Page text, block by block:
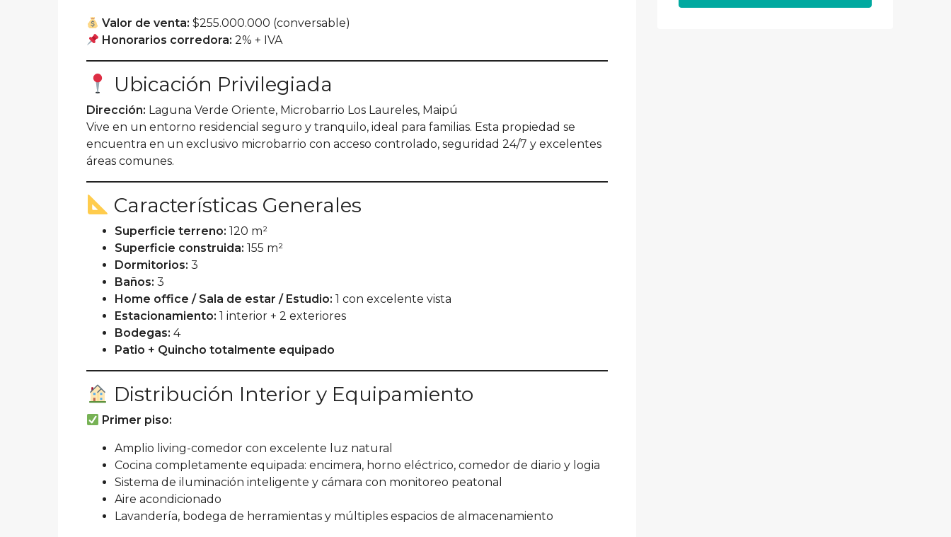
Valor de venta: $255.000.000 (conversable)
Honorarios corredora: 2% + IVA
Ubicación Privilegiada
Dirección: Laguna Verde Oriente, Microbarrio Los Laureles, Maipú
Vive en un entorno residencial seguro y tranquilo, ideal para familias. Esta propiedad se
encuentra en un exclusivo microbarrio con acceso controlado, seguridad 24/7 y excelentes
áreas comunes.
Características Generales
Superficie terreno: 120 m²
Superficie construida: 155 m²
Dormitorios: 3
Baños: 3
Home office / Sala de estar / Estudio: 1 con excelente vista
Estacionamiento: 1 interior + 2 exteriores
Bodegas: 4
Patio + Quincho totalmente equipado
Distribución Interior y Equipamiento
Primer piso:
Amplio living-comedor con excelente luz natural
Cocina completamente equipada: encimera, horno eléctrico, comedor de diario y logia
Sistema de iluminación inteligente y cámara con monitoreo peatonal
Aire acondicionado
Lavandería, bodega de herramientas y múltiples espacios de almacenamiento